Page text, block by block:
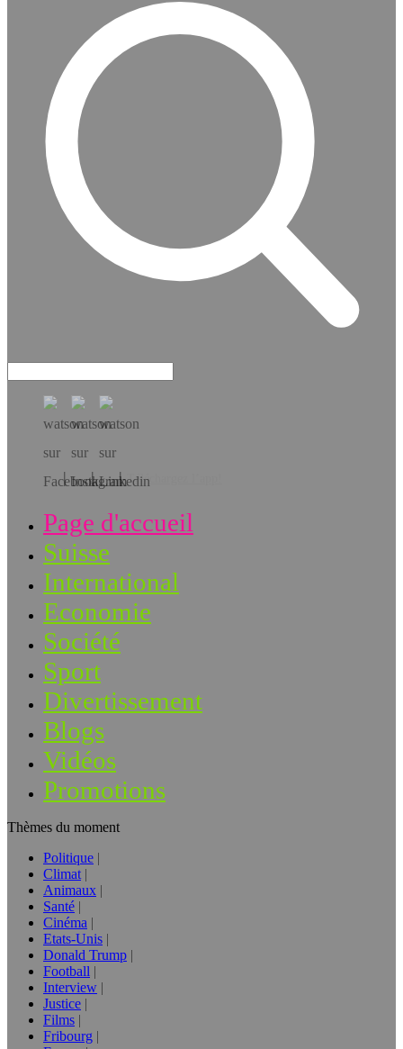
Téléchargez l’app!
Page d'accueil
Suisse
International
Economie
Société
Sport
Divertissement
Blogs
Vidéos
Promotions
Thèmes du moment
Politique
Climat
Animaux
Santé
Cinéma
Etats-Unis
Donald Trump
Football
Interview
Justice
Films
Fribourg